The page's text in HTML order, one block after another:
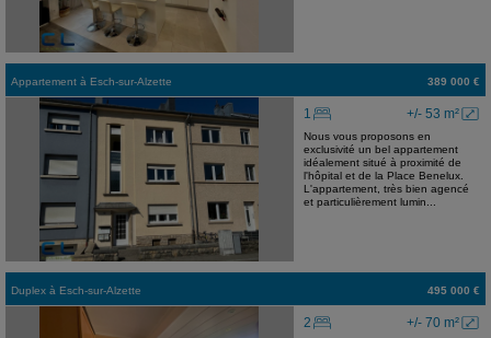
Appartement à Esch-sur-Alzette 389 000 €
+/- 53 m²
1
Nous vous proposons en
exclusivité un bel appartement
idéalement situé à proximité de
l'hôpital et de la Place Benelux.
L'appartement, très bien agencé
et particulièrement lumin...
Duplex à Esch-sur-Alzette 495 000 €
+/- 70 m²
2